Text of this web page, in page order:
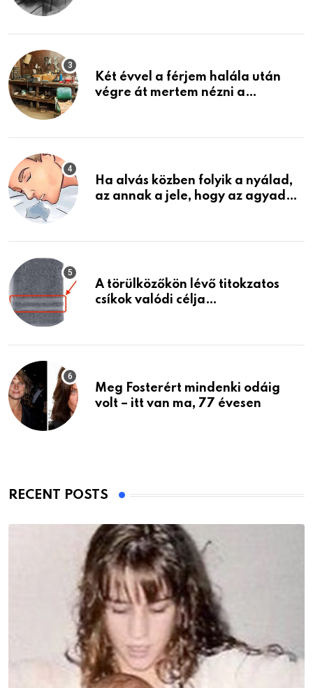
Két évvel a férjem halála után
végre át mertem nézni a
életemet
Ha alvás közben folyik a nyálad,
az annak a jele, hogy az agyad…
A törülközőkön lévő titokzatos
csíkok valódi célja…
Meg Fosterért mindenki odáig
volt – itt van ma, 77 évesen
RECENT POSTS